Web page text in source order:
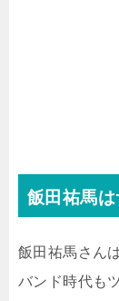
飯田祐馬
飯田祐馬さん
バンド時代も